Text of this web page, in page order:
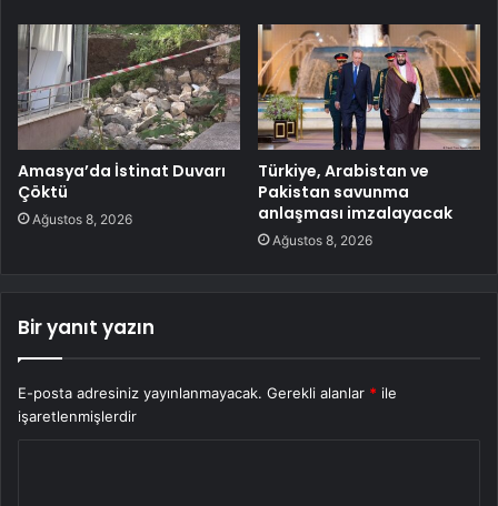
Amasya’da İstinat Duvarı
Çöktü
Ağustos 8, 2026
Türkiye, Arabistan ve
Pakistan savunma
anlaşması imzalayacak
Ağustos 8, 2026
Bir yanıt yazın
E-posta adresiniz yayınlanmayacak. Gerekli alanlar * ile
işaretlenmişlerdir